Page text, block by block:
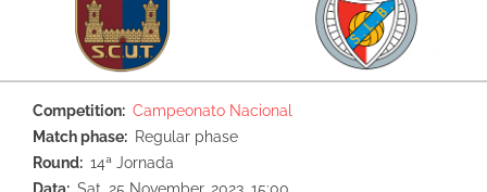
Competition
Campeonato Nacional
Match phase
Regular phase
Round
14ª Jornada